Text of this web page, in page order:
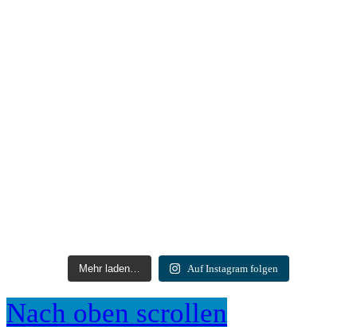
Mehr laden… Auf Instagram folgen
Nach oben scrollen